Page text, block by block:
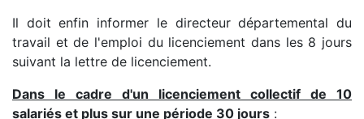
Il doit enfin informer le directeur départemental du
travail et de l'emploi du licenciement dans les 8 jours
suivant la lettre de licenciement.
Dans le cadre d'un licenciement collectif de 10
salariés et plus sur une période 30 jours :